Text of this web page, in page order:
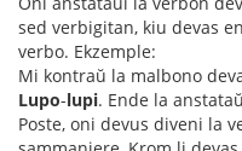
sed verbigitan, kiu devas
verbo. Ekzemple:
Mi kontraŭ la malbono
Lupo-lupi. Ende la
Poste, oni devus diveni la